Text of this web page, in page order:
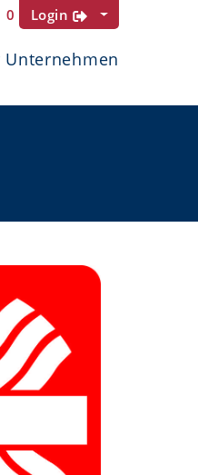
0 Login
Unternehmen